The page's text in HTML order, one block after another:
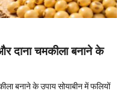
दाना चमकीला बनाने के
बनाने के उपाय सोयाबीन में फलियों